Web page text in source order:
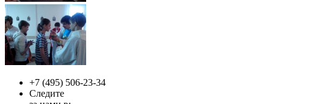
+7 (495) 506-23-34
Следите